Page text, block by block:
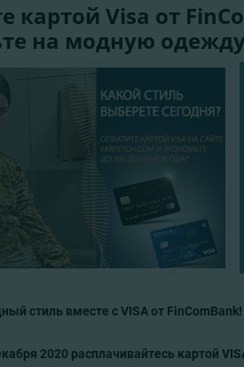
картой Visa от
на модную
стиль вместе сVISA от FinComBank!
2020 расплачивайтесь картой